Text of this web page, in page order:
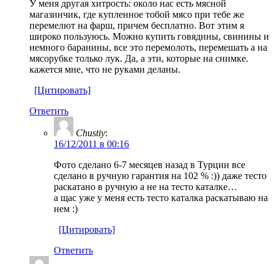
У меня другая хитрость: около нас есть мясной
магазинчик, где купленное тобой мясо при тебе же
перемелют на фарш, причем бесплатно. Вот этим я
широко пользуюсь. Можно купить говядины, свинины и
немного баранины, все это перемолоть, перемешать а на
мясорубке только лук. Да, а эти, которые на снимке.
кажется мне, что не руками деланы.
[Цитировать]
Ответить
Chustiy:
16/12/2011 в 00:16
Фото сделано 6-7 месяцев назад в Турции все
сделано в ручную гарантия на 102 % :)) даже тесто
раскатано в ручную а не на тесто каталке…
а щас уже у меня есть тесто каталка раскатываю на
нем :)
[Цитировать]
Ответить